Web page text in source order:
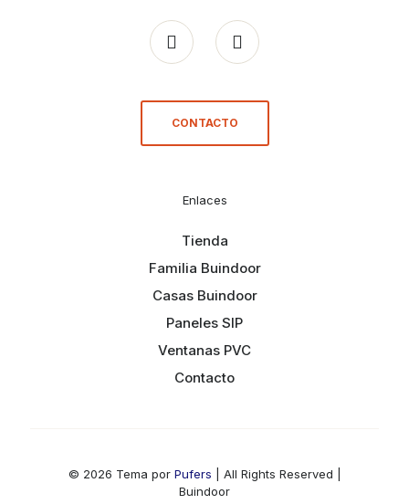
CONTACTO
Enlaces
Tienda
Familia Buindoor
Casas Buindoor
Paneles SIP
Ventanas PVC
Contacto
© 2026 Tema por Pufers | All Rights Reserved |
Buindoor